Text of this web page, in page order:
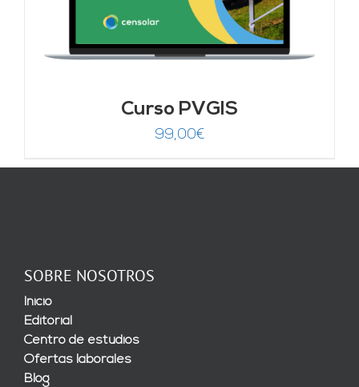
Curso PVGIS
99,00€
SOBRE NOSOTROS
Inicio
Editorial
Centro de estudios
Ofertas laborales
Blog